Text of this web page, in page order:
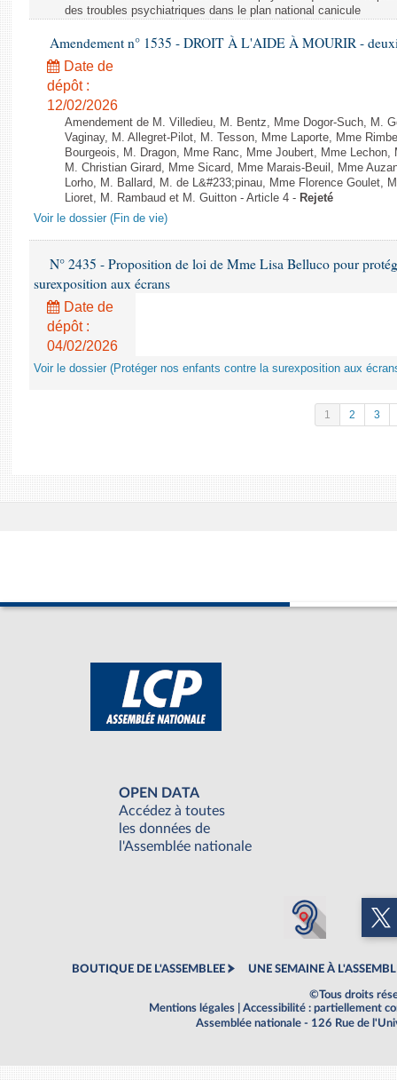
des troubles psychiatriques dans le plan national canicule
Amendement n° 1535 - DROIT À L'AIDE À MOURIR -
Date de
dépôt :
12/02/2026
Amendement de M. Villedieu, M. Bentz, Mme Dogor-Such, M.
Vaginay, M. Allegret-Pilot, M. Tesson, Mme Laporte, Mme
Bourgeois, M. Dragon, Mme Ranc, Mme Joubert, Mme
M. Christian Girard, Mme Sicard, Mme Marais-Beuil, Mme
Lorho, M. Ballard, M. de L&#233;pinau, Mme Florence Goulet,
Lioret, M. Rambaud et M. Guitton - Article 4 - Rejeté
Voir le dossier (Fin de vie)
N° 2435 - Proposition de loi de Mme Lisa Belluco pour
surexposition aux écrans
Date de
dépôt :
04/02/2026
Voir le dossier (Protéger nos enfants contre la surexposition aux
1 2 3
OPEN DATA
Accédez à toutes
les données de
l'Assemblée nationale
BOUTIQUE DE L'ASSEMBLEE UNE SEMAINE À
©Tous droits
Mentions légales
Accessibilité : partiellement
Assemblée nationale - 126 Rue de